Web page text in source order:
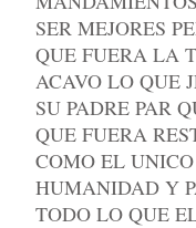
SER MEJORES
QUE FUERA LA
ACAVO LO QUE
SU PADRE PAR
QUE FUERA
COMO EL
HUMANIDAD Y
TODO LO QUE